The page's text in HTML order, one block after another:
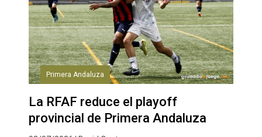
Primera Andaluza
La RFAF reduce el playoff
provincial de Primera Andaluza